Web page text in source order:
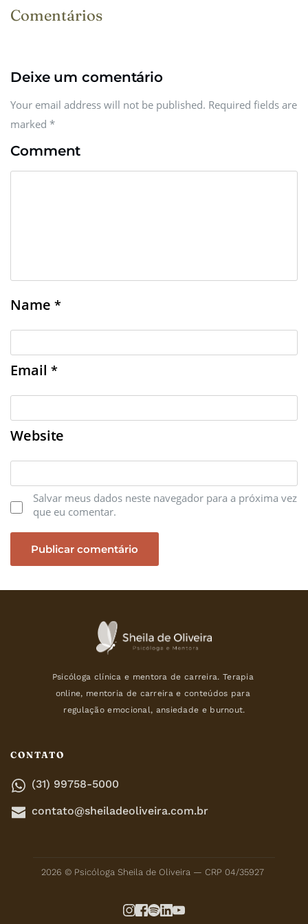
Comentários
Deixe um comentário
Your email address will not be published. Required fields are
marked *
Comment
Name *
Email *
Website
Salvar meus dados neste navegador para a próxima vez
que eu comentar.
Psicóloga clínica e mentora de carreira. Terapia
online, mentoria de carreira e conteúdos para
regulação emocional, ansiedade e burnout.
CONTATO
(31) 99758-5000
contato@sheiladeoliveira.com.br
2026 © Psicóloga Sheila de Oliveira — CRP 04/35927